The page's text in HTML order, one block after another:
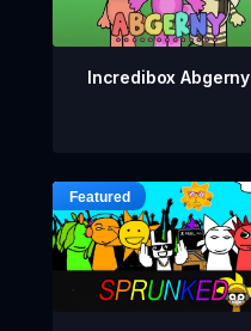
Incredibox Abgerny